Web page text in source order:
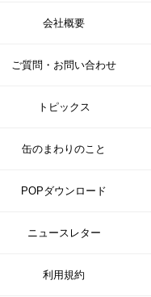
会社概要
ご質問・お問い合わせ
トピックス
缶のまわりのこと
POPダウンロード
ニュースレター
利用規約